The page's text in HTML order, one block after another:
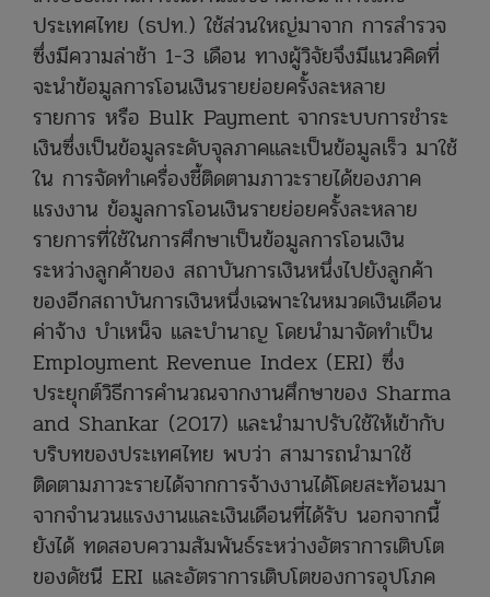
ประเทศไทย (ธปท.) ใช้ส่วนใหญ่มาจาก การสำรวจ
ซึ่งมีความล่าช้า 1-3 เดือน ทางผู้วิจัยจึงมีแนวคิดที่
จะนำข้อมูลการโอนเงินรายย่อยครั้งละหลาย
รายการ หรือ Bulk Payment จากระบบการชำระ
เงินซึ่งเป็นข้อมูลระดับจุลภาคและเป็นข้อมูลเร็ว มาใช้
ใน การจัดทำเครื่องชี้ติดตามภาวะรายได้ของภาค
แรงงาน ข้อมูลการโอนเงินรายย่อยครั้งละหลาย
รายการที่ใช้ในการศึกษาเป็นข้อมูลการโอนเงิน
ระหว่างลูกค้าของ สถาบันการเงินหนึ่งไปยังลูกค้า
ของอีกสถาบันการเงินหนึ่งเฉพาะในหมวดเงินเดือน
ค่าจ้าง บำเหน็จ และบำนาญ โดยนำมาจัดทำเป็น
Employment Revenue Index (ERI) ซึ่ง
ประยุกต์วิธีการคำนวณจากงานศึกษาของ Sharma
and Shankar (2017) และนำมาปรับใช้ให้เข้ากับ
บริบทของประเทศไทย พบว่า สามารถนำมาใช้
ติดตามภาวะรายได้จากการจ้างงานได้โดยสะท้อนมา
จากจำนวนแรงงานและเงินเดือนที่ได้รับ นอกจากนี้
ยังได้ ทดสอบความสัมพันธ์ระหว่างอัตราการเติบโต
ของดัชนี ERI และอัตราการเติบโตของการอุปโภค